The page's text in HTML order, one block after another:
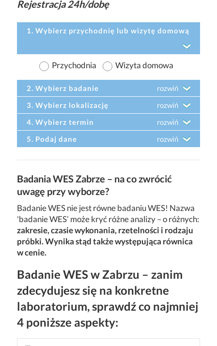
Rejestracja 24h/dobę
1. Wybierz przychodnię lub wizytę domową
Przychodnia Wizyta domowa
2. Wybierz badanie
rozwiń
3. Wybierz lokalizację
rozwiń
4. Wybierz termin
rozwiń
5. Podaj dane
rozwiń
Badania WES Zabrze – na co zwrócić
uwagę przy wyborze?
Badanie WES nie jest równe badaniu WES! Nazwa
'badanie WES’ może kryć różne analizy – o różnych:
zakresie, czasie wykonania, rzetelności i rodzaju
próbki. Wynika stąd także występująca równica
w cenie.
Badanie WES w Zabrzu – zanim
zdecydujesz się na konkretne
laboratorium, sprawdź co najmniej
4 poniższe aspekty: